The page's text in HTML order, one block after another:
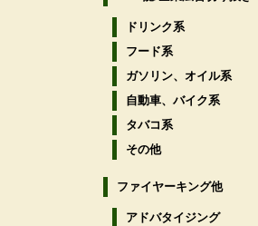
ドリンク系
フード系
ガソリン、オイル系
自動車、バイク系
タバコ系
その他
ファイヤーキング他
アドバタイジング